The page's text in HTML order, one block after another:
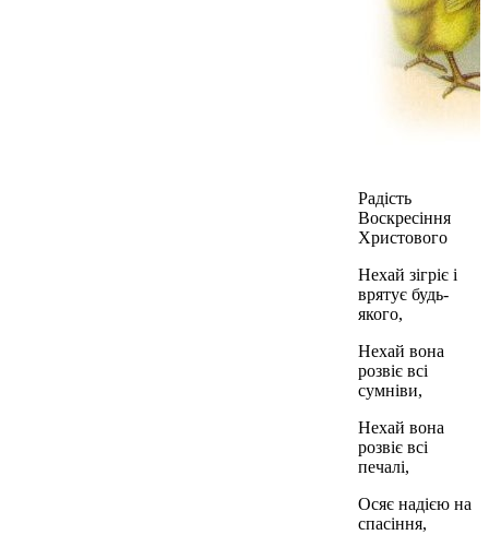
Радість
Воскресіння
Христового
Нехай зігріє і
врятує будь-
якого,
Нехай вона
розвіє всі
сумніви,
Нехай вона
розвіє всі
печалі,
Осяє надією на
спасіння,